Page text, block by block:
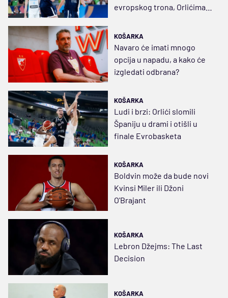
evropskog trona, Orlićima
KOŠARKA
Navaro će imati mnogo
opcija u napadu, a kako će
izgledati odbrana?
KOŠARKA
Ludi i brzi: Orlići slomili
Španiju u drami i otišli u
finale Evrobasketa
KOŠARKA
Boldvin može da bude novi
Kvinsi Miler ili Džoni
O'Brajant
KOŠARKA
Lebron Džejms: The Last
Decision
KOŠARKA